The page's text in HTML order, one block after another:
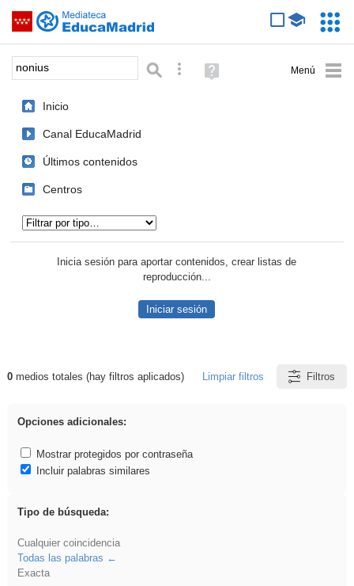
Saltar navegación
Palabra o frase: Búsqueda avanzada
Ayuda
(en
Inicio
Canal EducaMadrid
Últimos contenidos
Centros
Inicia sesión para aportar contenidos, crear listas de
reproducción...
Iniciar sesión
Resultados de: nonius
0medios totales (hay filtros aplicados) Limpiar filtros Filtros
Opciones adicionales:
Mostrar protegidos por contraseña
Incluir palabras similares
Tipo de búsqueda:
Cualquier coincidencia
Todas las palabras
Exacta